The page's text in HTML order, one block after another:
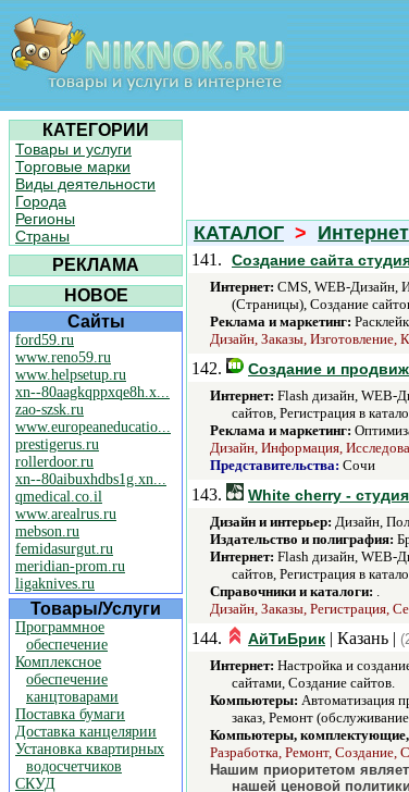
КАТЕГОРИИ
Товары и услуги
Торговые марки
Виды деятельности
Города
Регионы
Страны
РЕКЛАМА
НОВОЕ
Сайты
ford59.ru
www.reno59.ru
www.helpsetup.ru
xn--80aagkqppxqe8h.x...
zao-szsk.ru
www.europeaneducatio...
prestigerus.ru
rollerdoor.ru
xn--80aibuxhdbs1g.xn...
qmedical.co.il
www.arealrus.ru
mebson.ru
femidasurgut.ru
meridian-prom.ru
ligaknives.ru
Товары/Услуги
Программное
обеспечение
Комплексное
обеспечение
канцтоварами
Поставка бумаги
Доставка канцелярии
Установка квартирных
водосчетчиков
СКУД
КАТАЛОГ > Интернет
141.
Создание сайта
Интернет: CMS, WEB-Дизайн,
(Страницы), Создание
Реклама и маркетинг:
Дизайн, Заказы, Изготовление,
142. Создание и
Интернет: Flash дизайн, WEB-
сайтов, Регистрация в
Реклама и маркетинг:
Дизайн, Информация,
Представительства: Сочи
143. White cherry -
Дизайн и интерьер: Дизайн,
Издательство и полиграфия:
Интернет: Flash дизайн, WEB-
сайтов, Регистрация в
Справочники и каталоги: .
Дизайн, Заказы, Регистрация,
144. АйТиБрик | Казань |
Интернет: Настройка и
сайтами, Создание сайтов.
Компьютеры: Автоматизация
заказ, Ремонт
Компьютеры, комплектующие,
Разработка, Ремонт, Создание,
Нашим приоритетом
нашей ценовой